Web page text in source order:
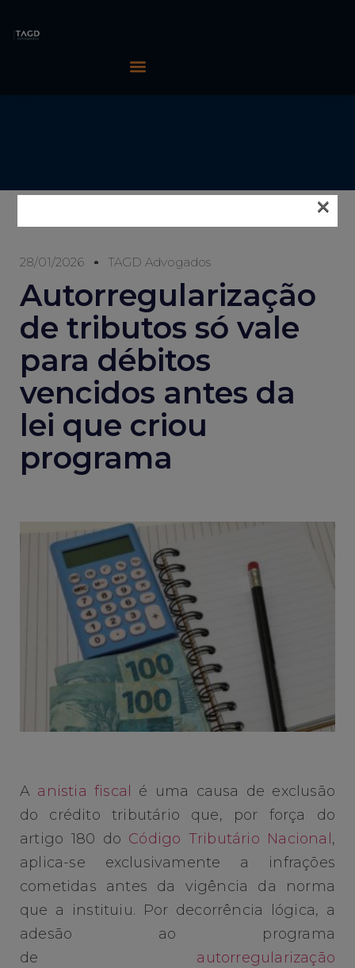
28/01/2026 TAGD Advogados
Autorregularização
de tributos só vale
para débitos
vencidos antes da
lei que criou
programa
A anistia fiscal
é uma causa de exclusão
do crédito tributário que, por força do
artigo 180 do Código Tributário Nacional ,
aplica-se exclusivamente a infrações
cometidas antes da vigência da norma
que a instituiu. Por decorrência lógica, a
adesão ao programa
de autorregularização
×